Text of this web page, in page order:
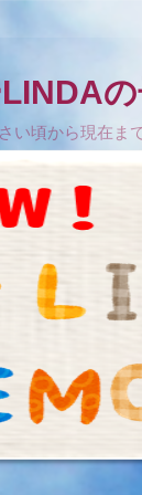
い頃から現在ま